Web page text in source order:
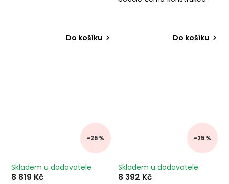
Do košíku Do košíku
–25 %
Skladem u dodavatele
8 819 Kč
–25 %
Skladem u dodavatele
8 392 Kč